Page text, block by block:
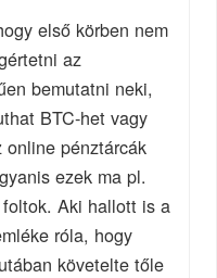
első körben nem
az
bemutatni neki,
BTC-het vagy
pénztárcák
ezek ma pl.
Aki hallott is a
róla, hogy
követelte tőle